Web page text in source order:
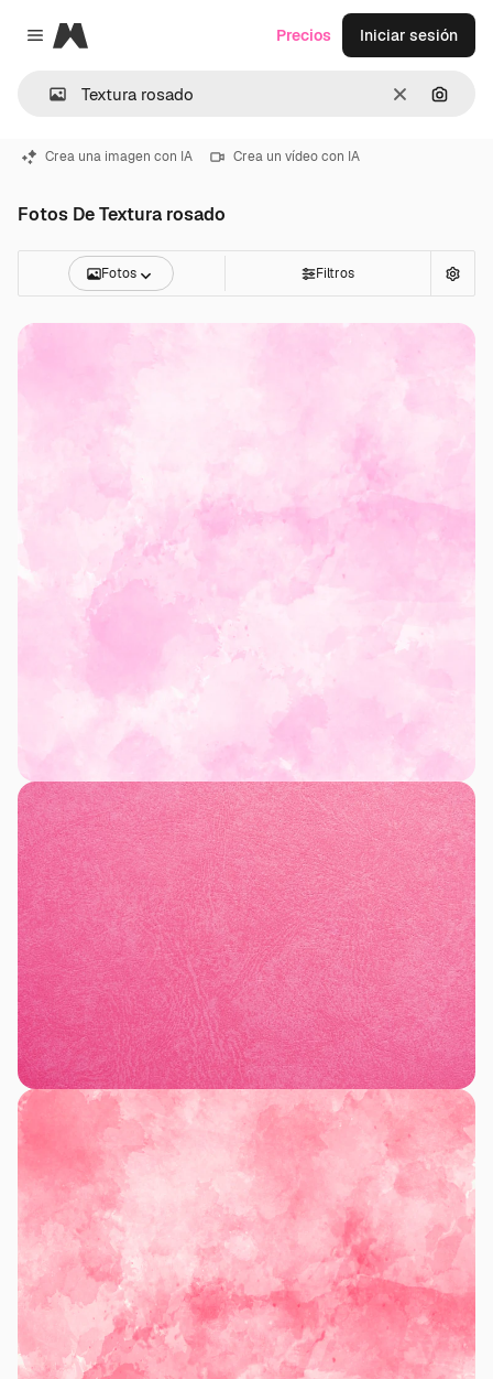
Close menu
Magnific
Borrar
Precios Iniciar sesión
Crea una imagen con IA Crea un vídeo con IA
Fotos De Textura rosado
Fotos Filtros